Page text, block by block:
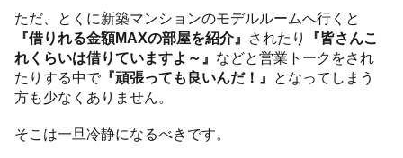
ただ、とくに新築マンションのモデルルームへ行くと
『借りれる金額MAXの部屋を紹介』 されたり
『皆さんこ
れくらいは借りていますよ～』 などと営業トークをされ
たりする中で『頑張っても良いんだ！』 となってしまう
方も少なくありません。
そこは一旦冷静になるべきです。